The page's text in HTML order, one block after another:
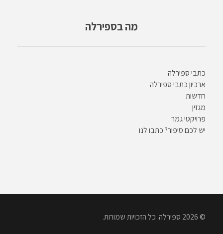
מה בספירלה
כתבי ספירלה
ארכיון כתבי ספירלה
חדשות
מגזין
פרויקטי גמר
יש לכם סיפור? כתבו לנו
© 2026 ספירלה. כל הזכויות שמורות.